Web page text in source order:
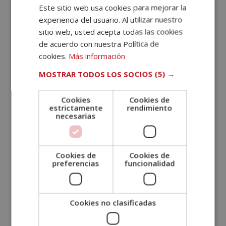
se emplearan en dicha intervención
Realizar la intervención
Evaluar el seguimiento y la obtención de resultados
Ámbitos de actuación del trabajo
y la educación social
intervención psicosocial, por lo general, incluye
muchos sectores y el ámbito de actuación será
distinto en cada caso, aunque con el propósito de
aplicar estrategias de apoyo adaptados al ámbito de
intervención con el objetivo de prestar atención a los
distintos colectivos:
Atención en el sector infantil y adolescente
Atención en la estructura y círculo familiar
Atención a minorías sociales en riesgo de exclusión
Atención a inmigrantes y extranjeros
Este sitio web usa cookies para mejorar la
experiencia del usuario. Al utilizar nuestro
sitio web, usted acepta todas las cookies
de acuerdo con nuestra Política de
cookies. Más información
MOSTRAR TODOS LOS SOCIOS (5) →
Cookies
estrictamente
necesarias
Cookies de
rendimiento
Cookies de
preferencias
Cookies de
funcionalidad
Cookies no clasificadas